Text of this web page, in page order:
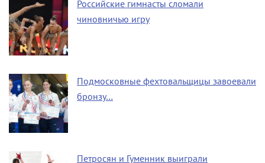
Российские гимнасты сломали
чиновничью игру
Подмосковные фехтовальщицы завоевали
бронзу…
Петросян и Гуменник выиграли